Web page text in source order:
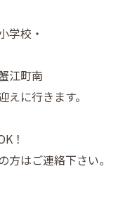
学校・
江町南
に行きます。
！
はご連絡下さい。